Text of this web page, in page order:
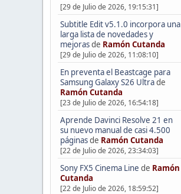
[29 de Julio de 2026, 19:15:31]
Subtitle Edit v5.1.0 incorpora una
larga lista de novedades y
mejorasde Ramón Cutanda
[29 de Julio de 2026, 11:08:10]
En preventa el Beastcage para
Samsung Galaxy S26 Ultrade
Ramón Cutanda
[23 de Julio de 2026, 16:54:18]
Aprende Davinci Resolve 21 en
su nuevo manual de casi 4.500
páginasde Ramón Cutanda
[22 de Julio de 2026, 23:34:03]
Sony FX5 Cinema Line de Ramón
Cutanda
[22 de Julio de 2026, 18:59:52]